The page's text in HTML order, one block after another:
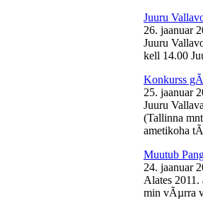
Juuru
26. jaanuar
Juuru
kell 14.00
Konkurss
25. jaanuar
Juuru
(Tallinna
ametikoha
Muutub
24. jaanuar
Alates 2011.
min vÃµrra